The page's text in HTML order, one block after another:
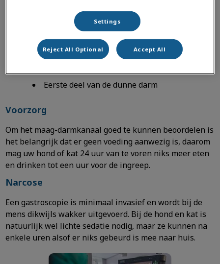
Maag
Eerste deel van de dunne darm
Voorzorg
Om het maag-darmkanaal goed te kunnen beoordelen is
het belangrijk dat er geen voeding aanwezig is, daarom
mag uw hond of kat 24 uur van te voren niks meer eten
en drinken tot een uur voor de ingreep.
Narcose
Een gastroscopie is minimaal invasief en wordt bij de
mens dikwijls wakker uitgevoerd. Bij de hond en kat is
natuurlijk wel lichte sedatie nodig, maar ze kunnen na
enkele uren alsof er niks gebeurd is mee naar huis.
Settings
Reject All Optional Accept All